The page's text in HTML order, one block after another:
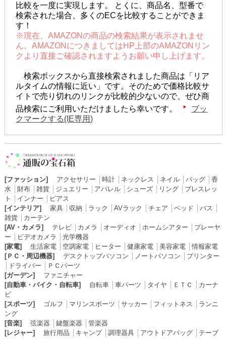
比較を一度に実現します。 とくに、商品名、型番で
検索された場合、多くのECを比較することができま
す！
※現在、AMAZONの商品の検索結果が表示されませ
ん。AMAZONにつきましてはHP上部のAMAZONリン
クより直接ご確認されますようお願い申し上げます。
検索ボックスから直接検索されました商品は「リア
ルタイムの情報に近い」です。そのためで価格比較サ
イトで売り切れのリンクが比較的少ないので、ぜひ商
品検索にご利用いただけましたら幸いです。
ブッ
クマークする(IE専用)
[ファッション] アクセサリー 時計│ ネックレス ネイル│ バッグ│ 香
水
財布│ 雑貨│ ジュエリー アパレル│ シューズ│ リング│ ブレスレッ
ト
インナー
ピアス
[インテリア]
家具│ 収納 ラック AVラック チェア ベッド バス
雑貨│ カーテン
[AV・カメラ]
テレビ│ カメラ オーディオ ホームシアター
プレーヤ
ー
ビデオカメラ
光学機器
[家電]
生活家電│ 空調家電│ ヒーター 健康家電│ 美容家電│情報家電
[ＰＣ・周辺機器]
デスクトップパソコン ノートパソコン
プリンター
ドライバー
ＰＣパーツ
[ガーデン]
ファニチャー
[自動車・バイク・自転車]
自転車│ 車パーツ タイヤ ＥＴＣ
カーナ
ビ
[スポーツ]
ゴルフ マリンスポーツ サッカー フィットネス
ランニ
ング
[音楽]
弦楽器 鍵盤楽器
管楽器
[レジャー]
旅行用品 キャンプ│ 調理器具│ アウトドアバッグ│ テーブ